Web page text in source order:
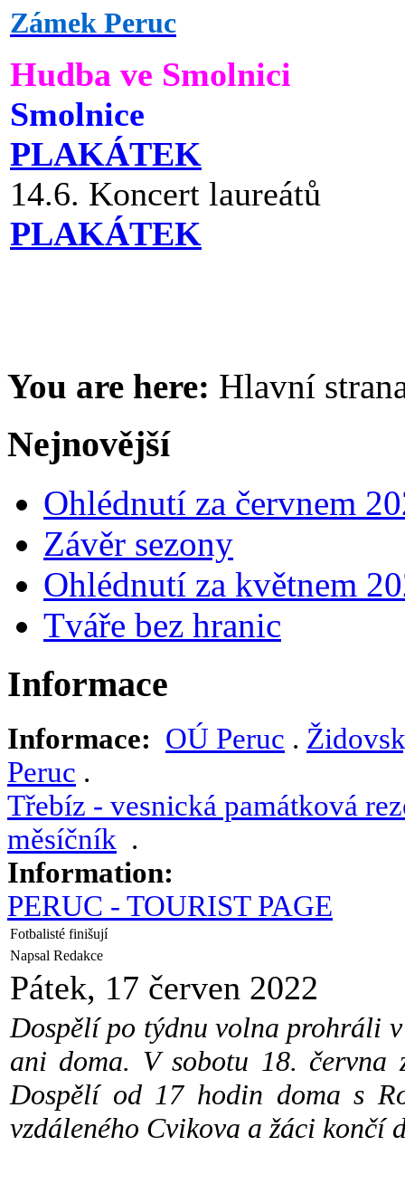
Zámek Peruc
Hudba ve Smolnici
Smolnice
PLAKÁTEK
14.6. Koncert laureátů
PLAKÁTEK
You are here: Hlavní
Nejnovější
Ohlédnutí za červnem
Závěr sezony
Ohlédnutí za květnem
Tváře bez hranic
Informace
Informace: OÚ Peruc .
Peruc .
Třebíz - vesnická památková
měsíčník .
Information:
PERUC - TOURIST PAGE
Fotbalisté finišují
Napsal Redakce
Pátek, 17 červen 2022
Dospělí po týdnu volna prohráli
ani doma. V sobotu 18. června
Dospělí od 17 hodin doma s
vzdáleného Cvikova a žáci končí